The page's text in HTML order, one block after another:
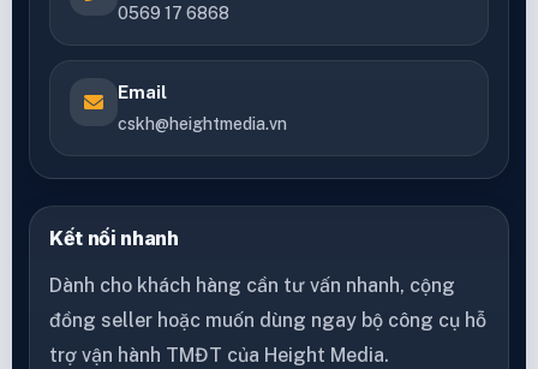
0569 17 6868
Email
cskh@heightmedia.vn
Kết nối nhanh
Dành cho khách hàng cần tư vấn nhanh, cộng
đồng seller hoặc muốn dùng ngay bộ công cụ hỗ
trợ vận hành TMĐT của Height Media.